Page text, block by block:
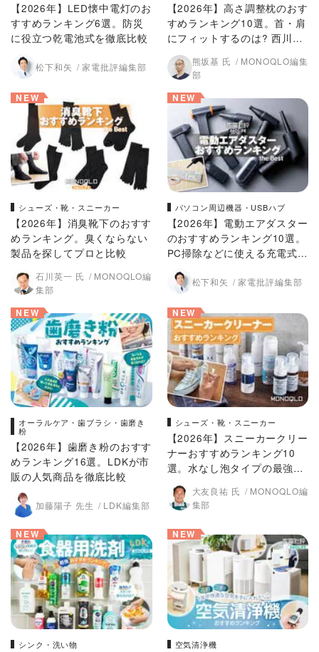
【2026年】LED懐中電灯のお
すすめランキング6選。防災
に役立つ乾電池式を徹底比較
松下和矢 家電批評編集部
【2026年】高さ調整枕のおす
すめランキング10選。首・肩
にフィットするのは? 西川な
ど人気製品を徹底比較
熊坂基 氏
MONOQLO編集
部
NEW
シューズ・靴・スニーカー
【2026年】消臭靴下のおすす
めランキング。臭くならない
製品を探してプロと比較
石川英一 氏
MONOQLO編
集部
NEW
パソコン周辺機器・USBハブ
【2026年】電動エアダスター
のおすすめランキング10選。
PC掃除などに使える充電式の
強力な製品を徹底比較
松下和矢 家電批評編集部
NEW
オーラルケア・歯ブラシ・歯磨き
粉
【2026年】歯磨き粉のおすす
めランキング16選。LDKが市
販の人気商品を徹底比較
加藤陽子 先生 LDK編集部
NEW
シューズ・靴・スニーカー
【2026年】スニーカークリー
ナーおすすめランキング10
選。水なし泡タイプの最強
は？ 人気商品を比較
大友良祐 氏
MONOQLO編
集部
NEW
シンク・洗い物
NEW
空気清浄機